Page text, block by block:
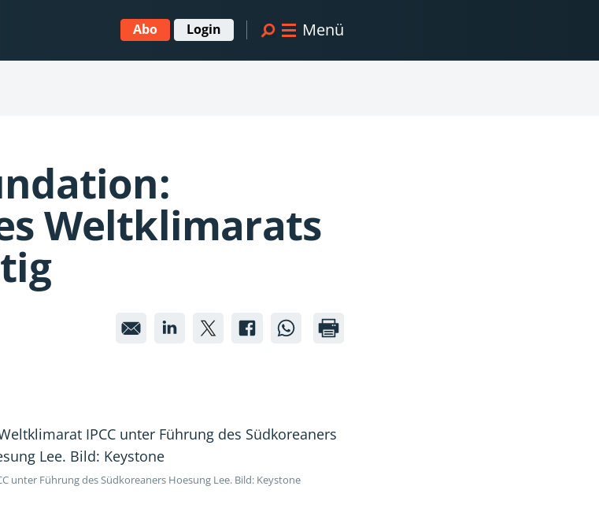
Abo Login Menü
Weltklimarats
Clintel-
Weltklimarats
sind
einseitig
Clintel-
Weltklimarats
einseitig
Clintel-
Weltklimarats
einseitig
Clintel-
Weltklimarats
einseitig
Clintel-
Weltklimarats
einseitig
unter Führung des Südkoreaners Hoesung Lee. Bild: Keystone